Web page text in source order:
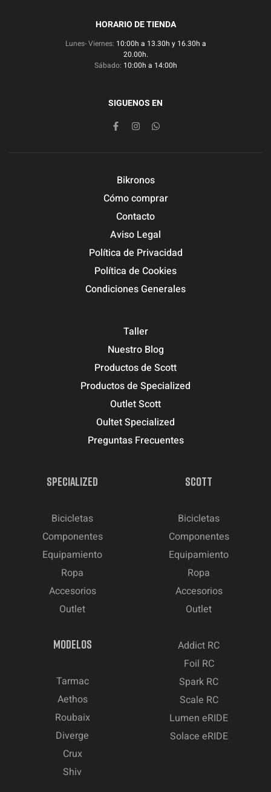
HORARIO DE TIENDA
Lunes- Viernes: 10:00h a 13.30h y 16.30h a
20.00h.
Sábado: 10:00h a 14:00h
SIGUENOS EN
Bikronos
Cómo comprar
Contacto
Aviso Legal
Política de Privacidad
Política de Cookies
Condiciones Generales
Taller
Nuestro Blog
Productos de Scott
Productos de Specialized
Outlet Scott
Oultet Specialized
Preguntas Frecuentes
SPECIALIZED
Bicicletas
Componentes
Equipamiento
Ropa
Accesorios
Outlet
SCOTT
Bicicletas
Componentes
Equipamiento
Ropa
Accesorios
Outlet
MODELOS
Tarmac
Aethos
Roubaix
Diverge
Crux
Shiv
Addict RC
Foil RC
Spark RC
Scale RC
Lumen eRIDE
Solace eRIDE